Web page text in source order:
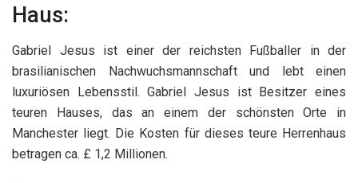
Haus:
Gabriel Jesus ist einer der reichsten Fußballer in der
brasilianischen Nachwuchsmannschaft und lebt einen
luxuriösen Lebensstil. Gabriel Jesus ist Besitzer eines
teuren Hauses, das an einem der schönsten Orte in
Manchester liegt. Die Kosten für dieses teure Herrenhaus
betragen ca. £ 1,2 Millionen.